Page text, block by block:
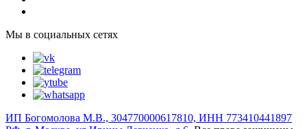
Мы в социальных сетях
ИП Богомолова М.В., 304770000617810, ИНН 773410441897